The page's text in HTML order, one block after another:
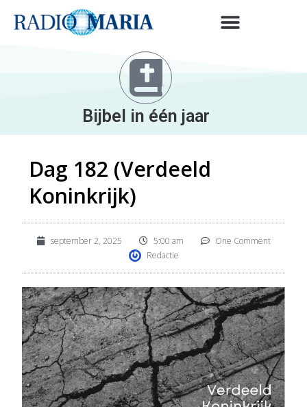
Bijbel in één jaar
Dag 182 (Verdeeld
Koninkrijk)
september 2, 2025 5:00 am
One Comment
Redactie